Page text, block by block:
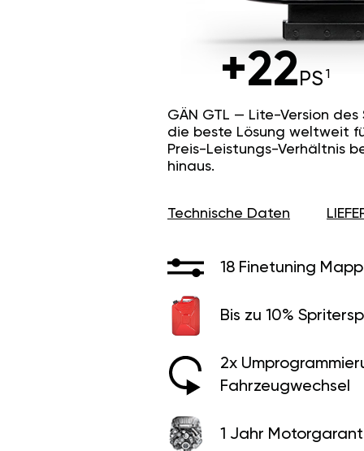
+22 PS
GÄN GTL — Lite-Version
die beste Lösung weltweit
Preis-Leistungs-Verhältnis
hinaus.
Technische Daten
18 Finetuning
Bis zu 10%
2x
Fahrzeugwechsel
1 Jahr